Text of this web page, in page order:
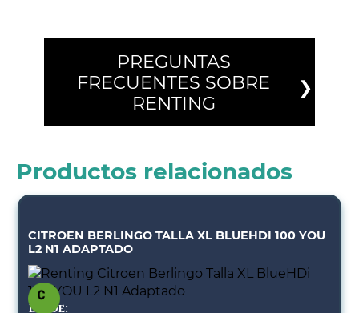
PREGUNTAS
FRECUENTES SOBRE
RENTING
Productos relacionados
CITROEN BERLINGO TALLA XL BLUEHDI 100 YOU
L2 N1 ADAPTADO
Desde: